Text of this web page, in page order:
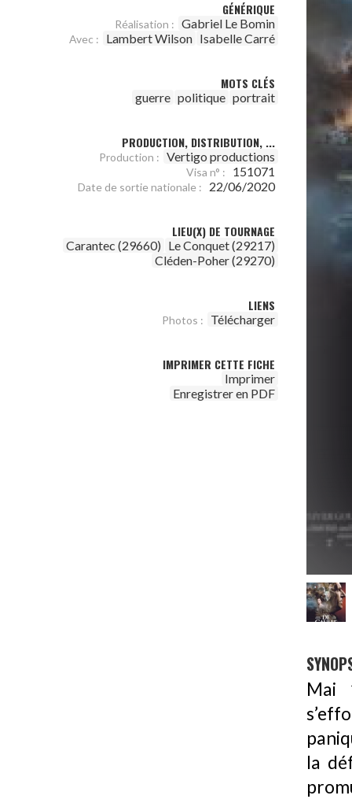
GÉNÉRIQUE
Réalisation : Gabriel Le Bomin
Avec : Lambert Wilson Isabelle Carré
MOTS CLÉS
guerre politique portrait
PRODUCTION, DISTRIBUTION, ...
Production : Vertigo productions
Visa n° : 151071
Date de sortie nationale : 22/06/2020
LIEU(X) DE TOURNAGE
Carantec (29660) Le Conquet (29217)
Cléden-Poher (29270)
LIENS
Photos : Télécharger
IMPRIMER CETTE FICHE
Imprimer
Enregistrer en PDF
Mai
la